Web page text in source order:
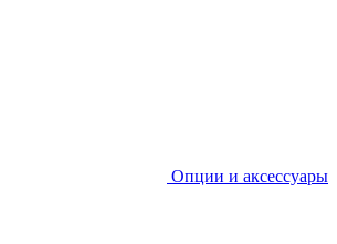
Опции и аксессуары